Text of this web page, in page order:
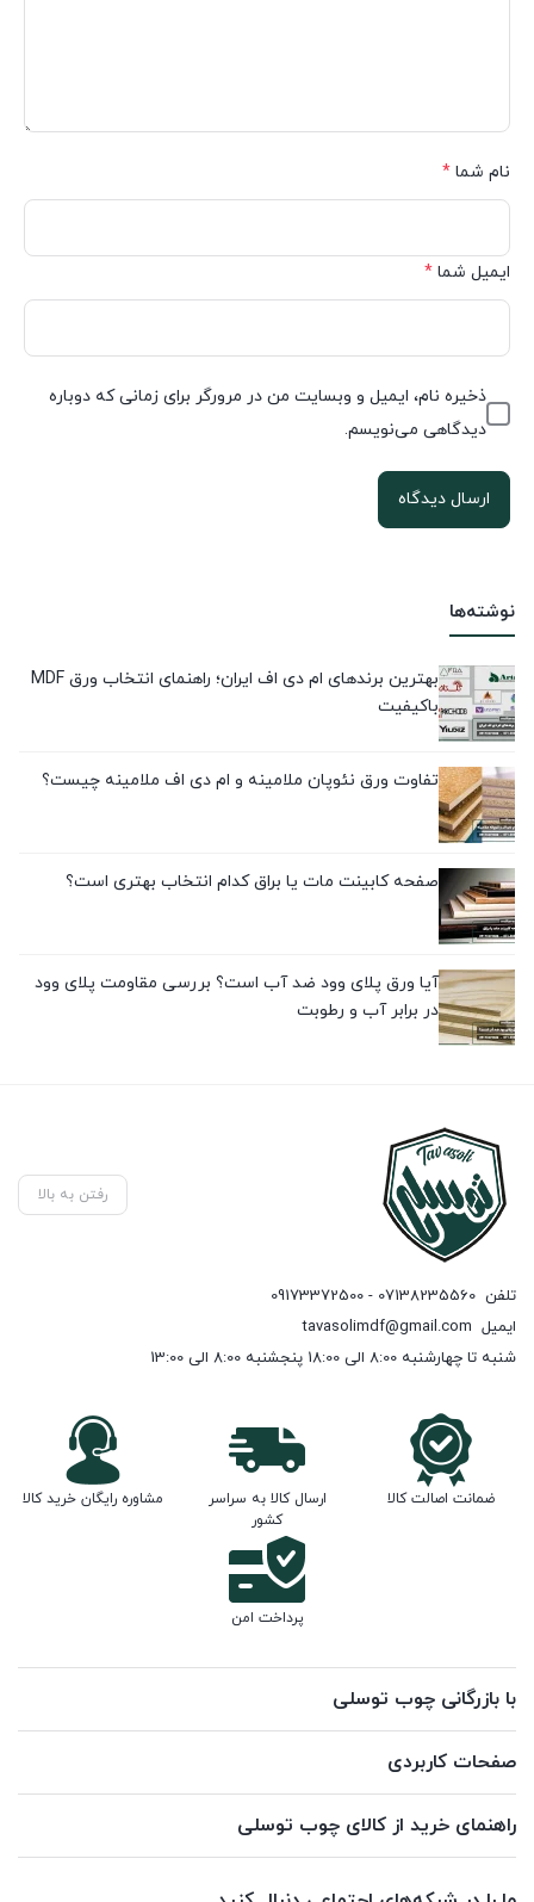
نوشته‌ها
بهترین برندهای ام دی اف ایران؛ راهنمای انتخاب ورق MDF
باکیفیت
تفاوت ورق نئوپان ملامینه و ام دی اف ملامینه چیست؟
صفحه کابینت مات یا براق کدام انتخاب بهتری است؟
آیا ورق پلای وود ضد آب است؟ بررسی مقاومت پلای وود
در برابر آب و رطوبت
نام شما *
ایمیل شما *
ذخیره نام، ایمیل و وبسایت من در مرورگر برای زمانی که دوباره
دیدگاهی می‌نویسم.
رفتن به بالا
تلفن 07138235560 - 09173372500
ایمیل tavasolimdf@gmail.com
شنبه تا چهارشنبه 8:00 الی 18:00 پنجشنبه 8:00 الی 13:00
ضمانت اصالت کالا
ارسال کالا به سراسر
کشور
مشاوره رایگان خرید کالا
پرداخت امن
با بازرگانی چوب توسلی
صفحات کاربردی
راهنمای خرید از کالای چوب توسلی